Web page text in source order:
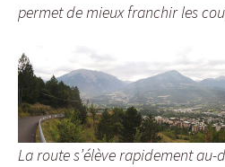
permet de mieux franchir les
La route s’élève rapidement au-